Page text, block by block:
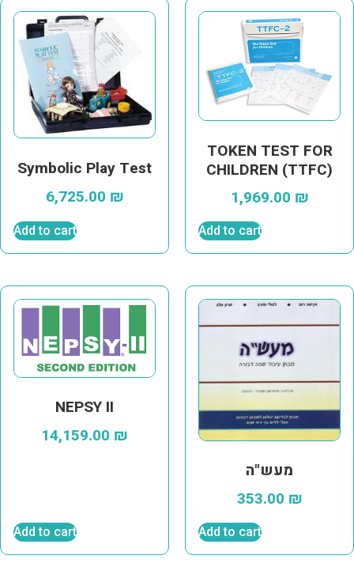
Symbolic Play Test
6,725.00 ₪
Add to cart
TOKEN TEST FOR
CHILDREN (TTFC)
1,969.00 ₪
Add to cart
NEPSY II
14,159.00 ₪
Add to cart
מעש"ה
353.00 ₪
Add to cart